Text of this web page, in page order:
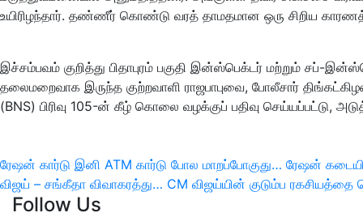
உயிரிழந்தார். தண்ணீர் கொண்டு வரத் தாமதமான ஒரு சிறிய
இச்சம்பவம் குறித்து பிதாபுரம் பகுதி இன்ஸ்பெக்டர் மற்றும் சப்-
தலைமறைவாக இருந்த குற்றவாளி ராஜபாபுவை, போலீசார்
(BNS) பிரிவு 105-ன் கீழ் கொலை வழக்குப் பதிவு செய்யப்பட்டு,
இடுகை
பட்டியல்
Previous
Post
ரேஷன் கார்டு இனி ATM கார்டு போல மாறப்போகுது… ரேஷன்
Next
Post
விஜய் – சங்கீதா விவாகரத்து… CM விஜய்யின் குடும்ப
Follow Us